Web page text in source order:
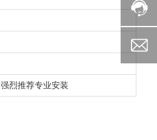
烈推荐专业安装